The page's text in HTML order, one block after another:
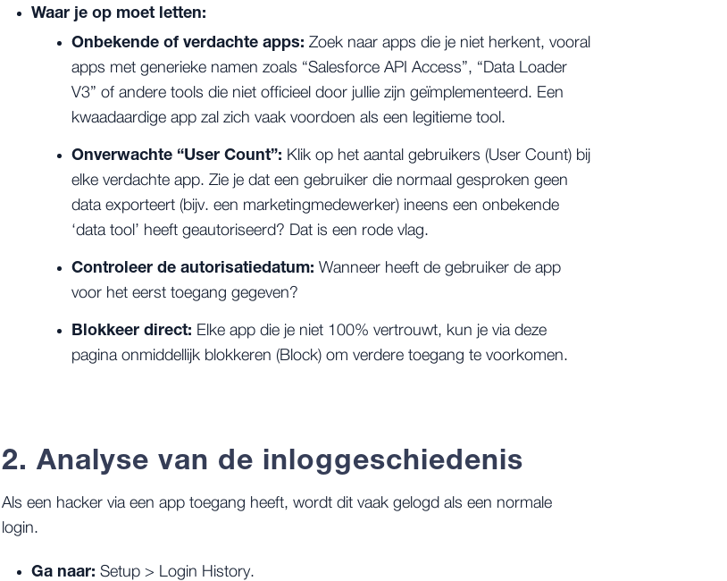
Waar je op moet letten:
Onbekende of verdachte apps: Zoek naar apps die je niet herkent, vooral
apps met generieke namen zoals “Salesforce API Access”, “Data Loader
V3” of andere tools die niet officieel door jullie zijn geïmplementeerd. Een
kwaadaardige app zal zich vaak voordoen als een legitieme tool.
Onverwachte “User Count”: Klik op het aantal gebruikers (User Count) bij
elke verdachte app. Zie je dat een gebruiker die normaal gesproken geen
data exporteert (bijv. een marketingmedewerker) ineens een onbekende
‘data tool’ heeft geautoriseerd? Dat is een rode vlag.
Controleer de autorisatiedatum: Wanneer heeft de gebruiker de app
voor het eerst toegang gegeven?
Blokkeer direct: Elke app die je niet 100% vertrouwt, kun je via deze
pagina onmiddellijk blokkeren (Block) om verdere toegang te voorkomen.
2. Analyse van de inloggeschiedenis
Als een hacker via een app toegang heeft, wordt dit vaak gelogd als een normale
login.
Ga naar: Setup> Login History.